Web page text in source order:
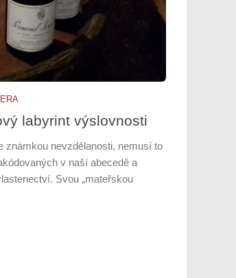
labyrint výslovnosti
nevzdělanosti, nemusí to
v naší abecedě a
Svou „mateřskou